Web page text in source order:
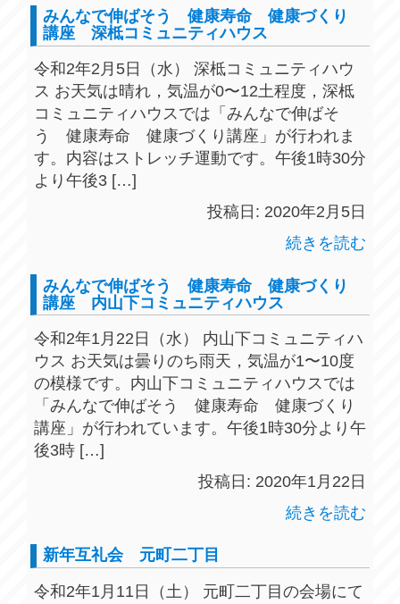
みんなで伸ばそう 健康寿命 健康づくり
講座 深柢コミュニティハウス
令和2年2月5日（水） 深柢コミュニティハウ
ス お天気は晴れ，気温が0〜12土程度，深柢
コミュニティハウスでは「みんなで伸ばそ
う 健康寿命 健康づくり講座」が行われま
す。内容はストレッチ運動です。午後1時30分
より午後3 […]
投稿日: 2020年2月5日
続きを読む
みんなで伸ばそう 健康寿命 健康づくり
講座 内山下コミュニティハウス
令和2年1月22日（水） 内山下コミュニティハ
ウス お天気は曇りのち雨天，気温が1〜10度
の模様です。内山下コミュニティハウスでは
「みんなで伸ばそう 健康寿命 健康づくり
講座」が行われています。午後1時30分より午
後3時 […]
投稿日: 2020年1月22日
続きを読む
新年互礼会 元町二丁目
令和2年1月11日（土） 元町二丁目の会場にて